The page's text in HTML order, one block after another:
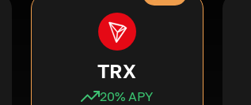
TRX
20% APY